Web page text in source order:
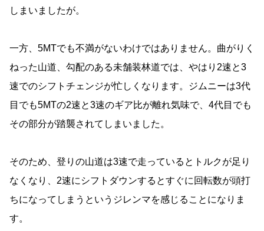
しまいましたが。
一方、5MTでも不満がないわけではありません。曲がりく
ねった山道、勾配のある未舗装林道では、やはり2速と3
速でのシフトチェンジが忙しくなります。ジムニーは3代
目でも5MTの2速と3速のギア比が離れ気味で、4代目でも
その部分が踏襲されてしまいました。
そのため、登りの山道は3速で走っているとトルクが足り
なくなり、2速にシフトダウンするとすぐに回転数が頭打
ちになってしまうというジレンマを感じることになりま
す。